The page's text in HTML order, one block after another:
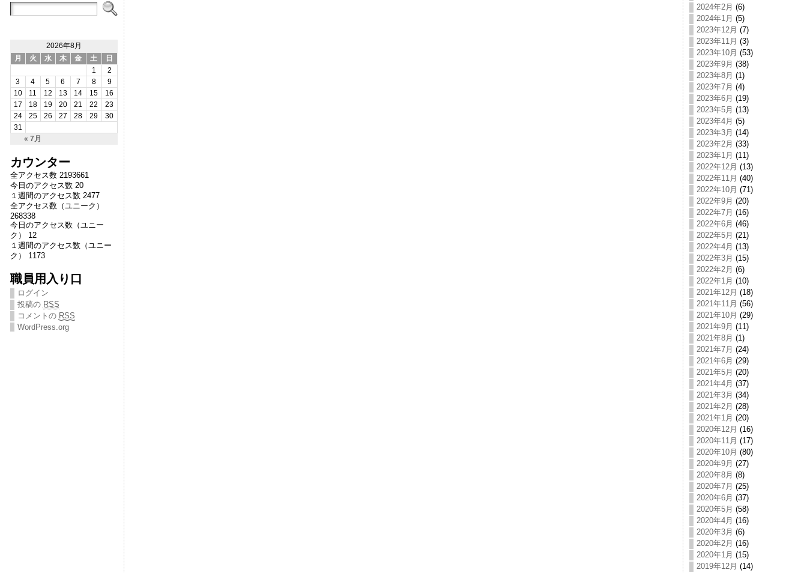
2026年8月
月
火 水 木 金 土 日
« 7月
1
2
3
4 5 6 7 8
9
10
11 12 13 14 15
16
17
18 19 20 21 22
23
24
25 26 27 28 29
30
31
カウンター
全アクセス数 2193661
今日のアクセス数 20
１週間のアクセス数 2477
全アクセス数（ユニーク）
268338
今日のアクセス数（ユニー
ク） 12
１週間のアクセス数（ユニー
ク） 1173
職員用入り口
ログイン
投稿の RSS
コメントの RSS
WordPress.org
2024年2月 (6)
2024年1月 (5)
2023年12月 (7)
2023年11月 (3)
2023年10月 (53)
2023年9月 (38)
2023年8月 (1)
2023年7月 (4)
2023年6月 (19)
2023年5月 (13)
2023年4月 (5)
2023年3月 (14)
2023年2月 (33)
2023年1月 (11)
2022年12月 (13)
2022年11月 (40)
2022年10月 (71)
2022年9月 (20)
2022年7月 (16)
2022年6月 (46)
2022年5月 (21)
2022年4月 (13)
2022年3月 (15)
2022年2月 (6)
2022年1月 (10)
2021年12月 (18)
2021年11月 (56)
2021年10月 (29)
2021年9月 (11)
2021年8月 (1)
2021年7月 (24)
2021年6月 (29)
2021年5月 (20)
2021年4月 (37)
2021年3月 (34)
2021年2月 (28)
2021年1月 (20)
2020年12月 (16)
2020年11月 (17)
2020年10月 (80)
2020年9月 (27)
2020年8月 (8)
2020年7月 (25)
2020年6月 (37)
2020年5月 (58)
2020年4月 (16)
2020年3月 (6)
2020年2月 (16)
2020年1月 (15)
2019年12月 (14)